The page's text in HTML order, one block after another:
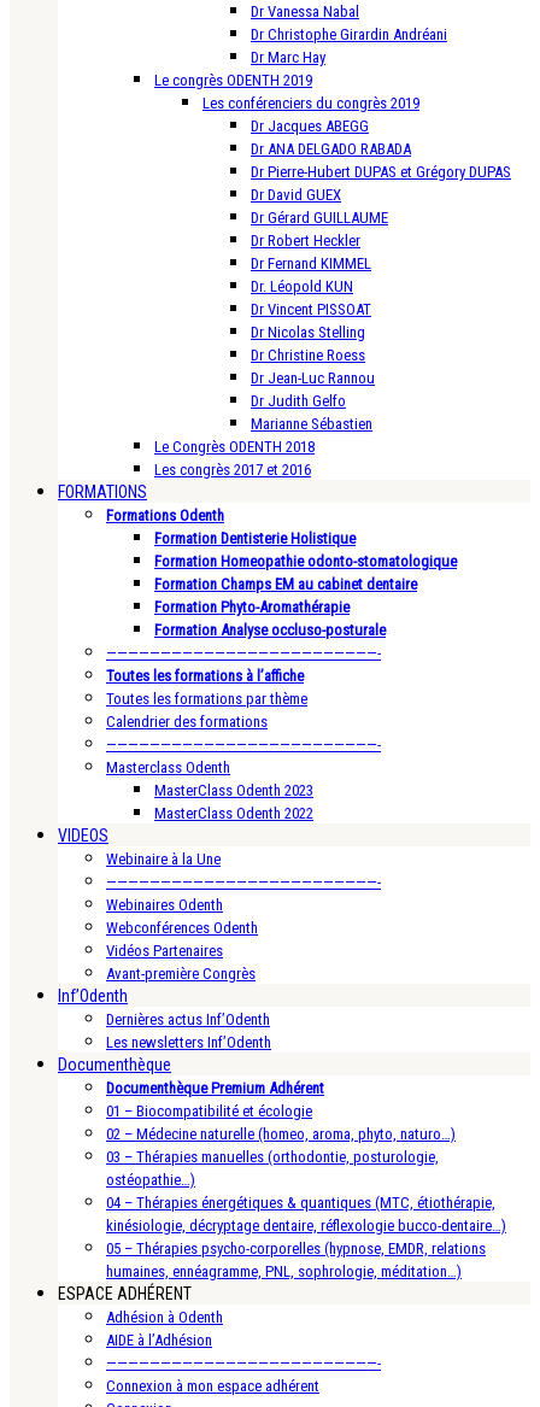
Dr Vanessa Nabal
Dr Christophe Girardin Andréani
Dr Marc Hay
Le congrès ODENTH 2019
Les conférenciers du congrès 2019
Dr Jacques ABEGG
Dr ANA DELGADO RABADA
Dr Pierre-Hubert DUPAS et Grégory DUPAS
Dr David GUEX
Dr Gérard GUILLAUME
Dr Robert Heckler
Dr Fernand KIMMEL
Dr. Léopold KUN
Dr Vincent PISSOAT
Dr Nicolas Stelling
Dr Christine Roess
Dr Jean-Luc Rannou
Dr Judith Gelfo
Marianne Sébastien
Le Congrès ODENTH 2018
Les congrès 2017 et 2016
FORMATIONS
Formations Odenth
Formation Dentisterie Holistique
Formation Homeopathie odonto-stomatologique
Formation Champs EM au cabinet dentaire
Formation Phyto-Aromathérapie
Formation Analyse occluso-posturale
—————————————————————————-
Toutes les formations à l’affiche
Toutes les formations par thème
Calendrier des formations
—————————————————————————-
Masterclass Odenth
MasterClass Odenth 2023
MasterClass Odenth 2022
VIDEOS
Webinaire à la Une
—————————————————————————-
Webinaires Odenth
Webconférences Odenth
Vidéos Partenaires
Avant-première Congrès
Inf’Odenth
Dernières actus Inf’Odenth
Les newsletters Inf’Odenth
Documenthèque
Documenthèque Premium Adhérent
01 – Biocompatibilité et écologie
02 – Médecine naturelle (homeo, aroma, phyto, naturo…)
03 – Thérapies manuelles (orthodontie, posturologie,
ostéopathie…)
04 – Thérapies énergétiques & quantiques (MTC, étiothérapie,
kinésiologie, décryptage dentaire, réflexologie bucco-dentaire…)
05 – Thérapies psycho-corporelles (hypnose, EMDR, relations
humaines, ennéagramme, PNL, sophrologie, méditation…)
ESPACE ADHÉRENT
Adhésion à Odenth
AIDE à l’Adhésion
—————————————————————————-
Connexion à mon espace adhérent